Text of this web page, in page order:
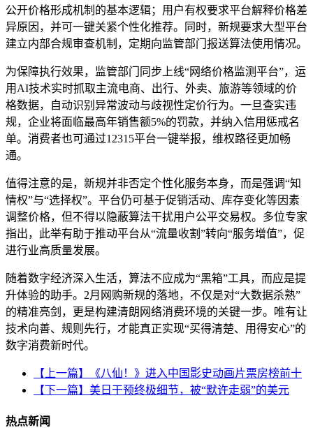
公开价格形成机制的基本逻辑；用户有权要求平台解释价格差
异原因，并可一键关紧个性化推荐。同时，新规要求大型平台
建立内部合规审查机制，定期向监管部门报送算法使用情况。
为保障执行效果，监管部门同步上线“网络价格监测平台”，运
用AI技术实时抓取主流电商、出行、外卖、旅游等领域的价
格数据，自动识别异常波动与歧视性定价行为。一旦查实违
规，企业将面临最高年销售额5%的罚款，并纳入信用惩戒名
单。消费者也可通过12315平台一键举报，维权路径更加畅
通。
值得注意的是，新规并非否定个性化服务本身，而是强调“知
情权”与“选择权”。平台仍可基于促销活动、库存变化等因素
调整价格，但不得以隐蔽算法干扰用户公平交易权。多位专家
指出，此举有助于推动平台从“流量收割”转向“服务增值”，促
进行业高质量发展。
随着数字经济深入生活，算法不应成为“黑箱”工具，而应是提
升体验的助手。2月网购新规的落地，不仅是对“大数据杀熟”
的精准亮剑，更是构建清朗网络消费环境的关键一步。唯有让
技术向善、规则先行，才能真正实现“买得清楚、用得安心”的
数字消费新时代。
【上一篇】《八仙！》进入中国影史动画片票房榜前十
【下一篇】美日干预终极细节，被“默许走弱”的美元
热点新闻